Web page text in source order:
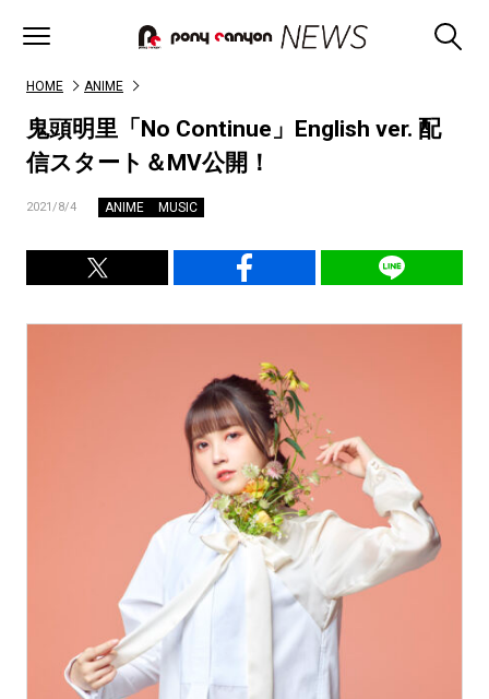
HOME ANIME
鬼頭明里「No Continue」English ver. 配
信スタート＆MV公開！
2021/8/4 ANIME MUSIC